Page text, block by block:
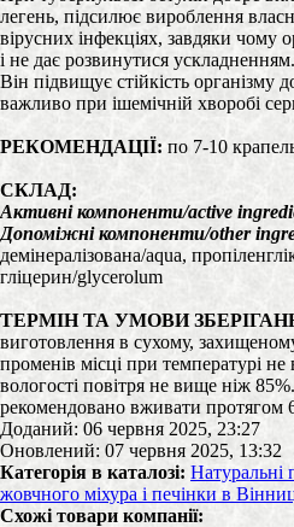
легень, підсилює вироблення
вірусних інфекціях, завдяки чому
і не дає розвинутися ускладненням.
Він підвищує стійкість організму
важливо при ішемічній хворобі
РЕКОМЕНДАЦІЇ: по 7-10
СКЛАД:
Активні компоненти/active
Допоміжні компоненти/other
демінералізована/aqua,
гліцерин/glycerolum
ТЕРМІН ТА УМОВИ
виготовлення в сухому,
променів місці при температурі
вологості повітря не вище ніж
рекомендовано вживати протягом
Доданий: 06 червня 2025, 23:27
Оновлений: 07 червня 2025, 13:32
Категорія в каталозі: Натуральні
жовчного міхура і печінки в
Схожі товари компанії: